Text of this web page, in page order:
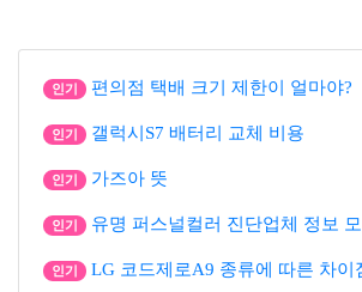
인기 편의점 택배 크기 제한이 얼마야?
인기 갤럭시S7 배터리 교체 비용
인기 가즈아 뜻
인기 유명 퍼스널컬러 진단업체 정보
인기 LG 코드제로A9 종류에 따른 차이